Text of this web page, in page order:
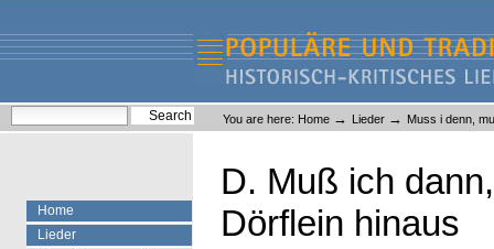
content.
navigation
Liederlexikon
Personal
tools
You are here: Home → Lieder → Muss i denn,
D. Muß ich
Dörflein hinaus
Home
Lieder